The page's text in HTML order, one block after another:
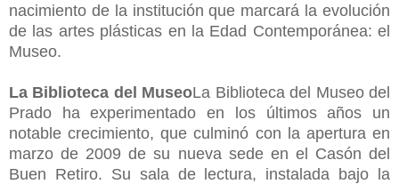
nacimiento de la institución que marcará la evolución
de las artes plásticas en la Edad Contemporánea: el
Museo.
La Biblioteca del MuseoLa Biblioteca del Museo del
Prado ha experimentado en los últimos años un
notable crecimiento, que culminó con la apertura en
marzo de 2009 de su nueva sede en el Casón del
Buen Retiro. Su sala de lectura, instalada bajo la